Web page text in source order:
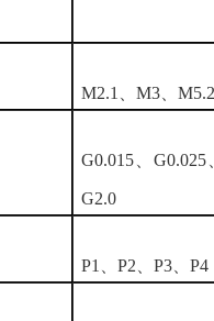
M2.1、M3、
G0.015、
G2.0
P1、P2、P3、P4